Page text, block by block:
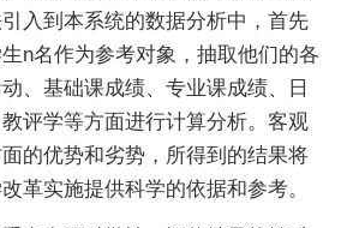
入到本系统的数据分析中，首先
n名作为参考对象，抽取他们的各
、基础课成绩、专业课成绩、日
评学等方面进行计算分析。客观
的优势和劣势，所得到的结果将
革实施提供科学的依据和参考。